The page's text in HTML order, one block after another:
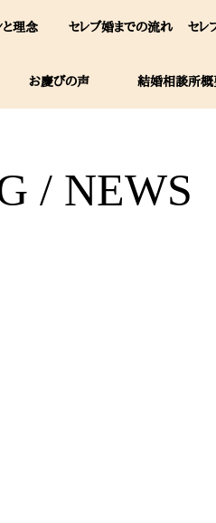
と理念 セレブ婚までの流れ セレ
お慶びの声 結婚相談所概
/ NEWS